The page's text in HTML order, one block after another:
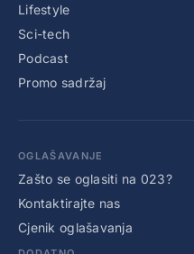
Lifestyle
Sci-tech
Podcast
Promo sadržaj
OGLAŠAVANJE
Zašto se oglasiti na 023?
Kontaktirajte nas
Cjenik oglašavanja